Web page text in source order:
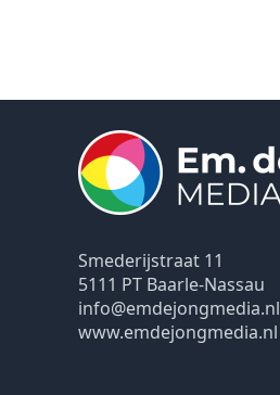
Smederijstraat 11
5111 PT Baarle-Nassau
info@emdejongmedia.nl
www.emdejongmedia.nl